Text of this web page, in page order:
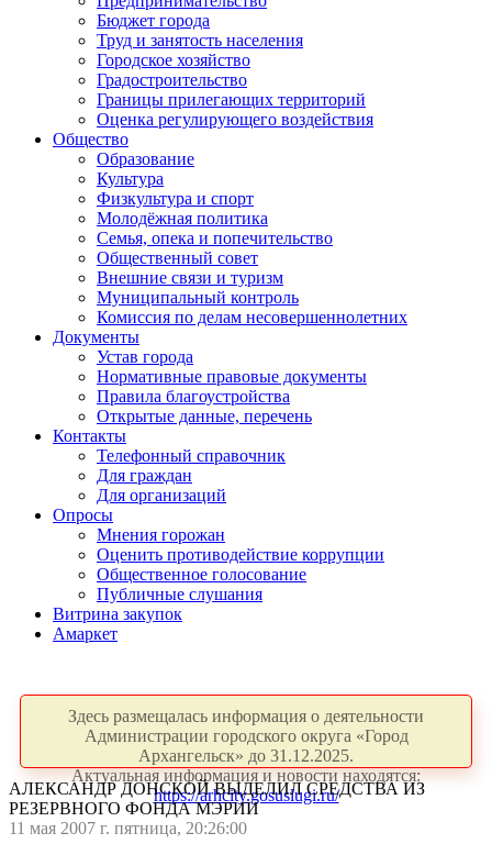
Бюджет города
Труд и занятость населения
Городское хозяйство
Градостроительство
Границы прилегающих территорий
Оценка регулирующего воздействия
Общество
Образование
Культура
Физкультура и спорт
Молодёжная политика
Семья, опека и попечительство
Общественный совет
Внешние связи и туризм
Муниципальный контроль
Комиссия по делам несовершеннолетних
Документы
Устав города
Нормативные правовые документы
Правила благоустройства
Открытые данные, перечень
Контакты
Телефонный справочник
Для граждан
Для организаций
Опросы
Мнения горожан
Оценить противодействие коррупции
Общественное голосование
Публичные слушания
Витрина закупок
Амаркет
Здесь размещалась информация о деятельности
Администрации городского округа «Город
Архангельск» до 31.12.2025.
Актуальная информация и новости находятся:
https://arhcity.gosuslugi.ru/
АЛЕКСАНДР ДОНСКОЙ ВЫДЕЛИЛ СРЕДСТВА ИЗ
РЕЗЕРВНОГО ФОНДА МЭРИИ
11 мая 2007 г. пятница, 20:26:00